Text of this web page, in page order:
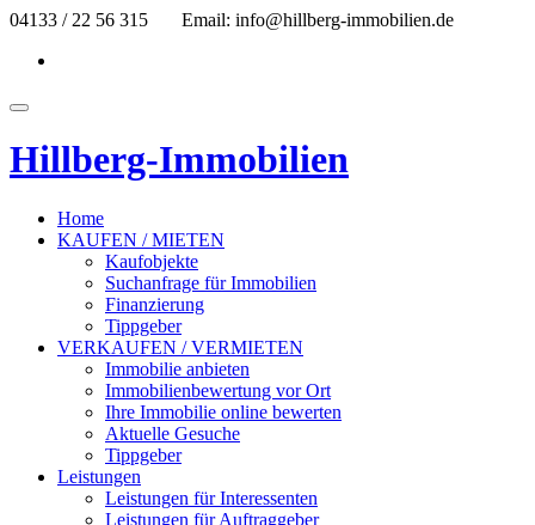
Skip
content
04133 / 22 56 315 Email: info@hillberg-immobilien.de
Toggle
Hillberg-Immobilien
Home
KAUFEN / MIETEN
Kaufobjekte
Suchanfrage für Immobilien
Finanzierung
Tippgeber
VERKAUFEN / VERMIETEN
Immobilie anbieten
Immobilienbewertung vor Ort
Ihre Immobilie online bewerten
Aktuelle Gesuche
Tippgeber
Leistungen
Leistungen für Interessenten
Leistungen für Auftraggeber